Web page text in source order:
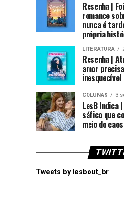
Resenha |
romance
nunca é
própria
LITERATURA
Resenha |
amor
inesquecível
COLUNAS 3
LesB Indica
sáfico que
meio do
Tweets by lesbout_br